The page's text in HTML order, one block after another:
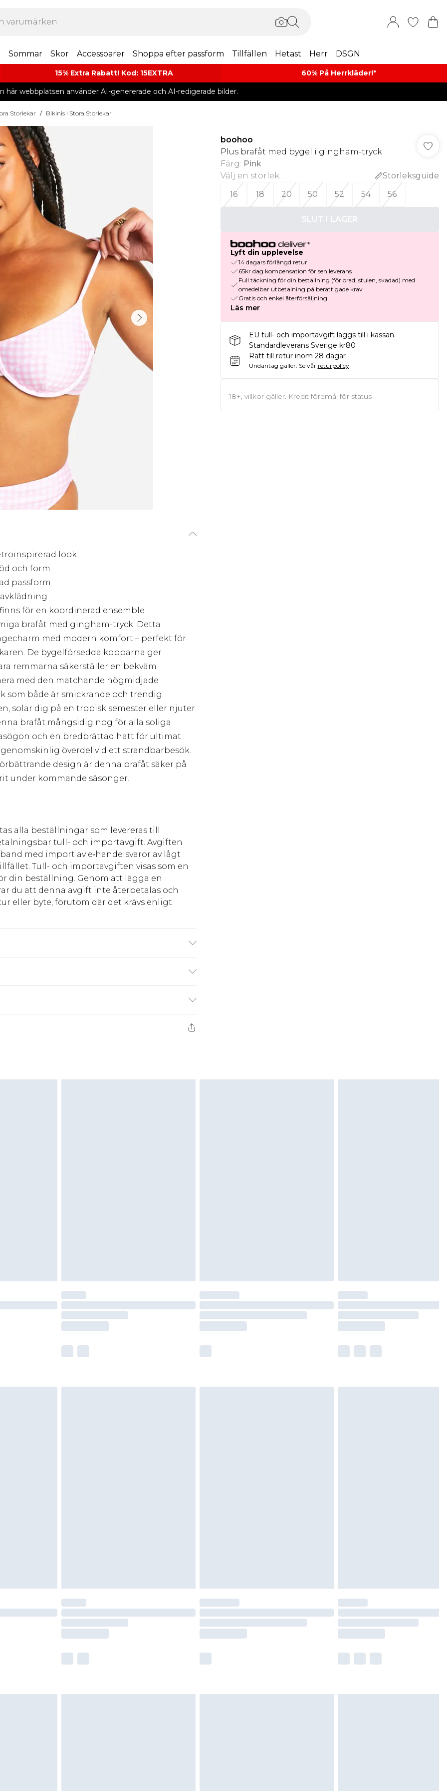
Sommar Skor Accessoarer Shoppa efter passform Tillfällen Hetast Herr DSGN
15% Extra Rabatt! Kod: 15EXTRA 60% På Herrkläder!*​
här webbplatsen använder AI-genererade och AI-redigerade bilder.
Storlekar / Bikinis I Stora Storlekar
look
och form
passform
för en koordinerad ensemble
brafåt med gingham-tryck. Detta
med modern komfort – perfekt för
De bygelförsedda kopparna ger
remmarna säkerställer en bekväm
med den matchande högmidjade
som både är smickrande och trendig.
solar dig på en tropisk semester eller njuter
brafåt mångsidig nog för alla soliga
och en bredbrättad hatt för ultimat
överdel vid ett strandbarbesök.
design är denna brafåt säker på
under kommande säsonger.
alla beställningar som levereras till
tull- och importavgift. Avgiften
med import av e‑handelsvaror av lågt
Tull- och importavgiften visas som en
din beställning. Genom att lägga en
du att denna avgift inte återbetalas och
eller byte, förutom där det krävs enligt
kr80
kr239
badkläder eller underkläder om
boohoo
Plus brafåt med bygel i gingham-tryck
Färg: Pink
Välj en storlek:
Storleksguide
16
18 20 50 52 54 56
SLUT I LAGER
Lyft din upplevelse
14 dagars förlängd retur
65kr dag kompensation för sen leverans
Full täckning för din beställning (förlorad, stulen, skadad) med
omedelbar utbetalning på berättigade krav
Gratis och enkel återförsäljning
Läs mer
EU tull- och importavgift läggs till i kassan.
Standardleverans Sverige kr80
Rätt till retur inom 28 dagar
Undantag gäller. Se vår returpolicy
18+, villkor gäller. Kredit föremål för status